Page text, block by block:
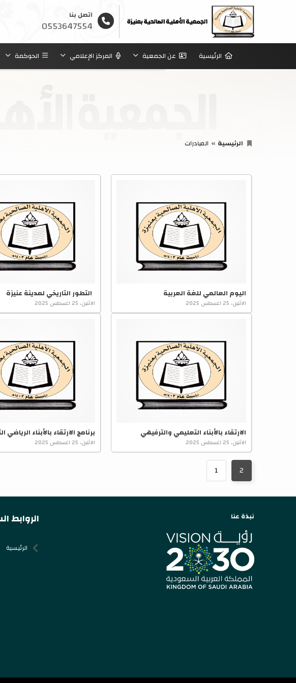
اتصل بنا
0553647554
الرئيسية عن الجمعية المركز الإعلامي الحوكمة
الرئيسية المبادرات
اليوم العالمي للغة العربية
الاثنين، 25 اغسطس 2025
التطور التاريخي لمدينة عنيزة
الاثنين، 25 اغسطس 2025
الارتقاء بالأبناء التعليمي والترفيهي
الاثنين، 25 اغسطس 2025
برنامج الارتقاء بالأبناء الرياضي
الاثنين، 25 اغسطس 2025
1 2
نبذة عنا الروابط
الرئيسية